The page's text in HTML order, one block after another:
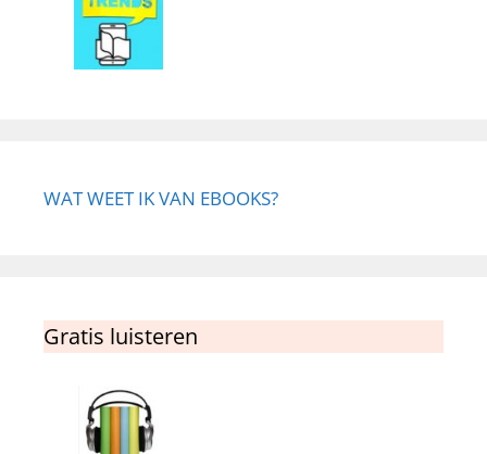
WAT WEET IK VAN EBOOKS?
Gratis luisteren